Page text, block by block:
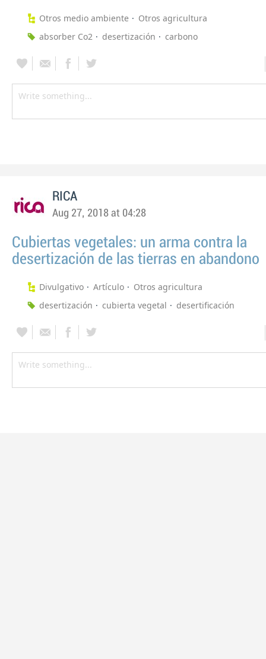
Otros medio ambiente
Otros agricultura
absorber Co2
desertización carbono
RICA
Aug 27, 2018 at 04:28
Cubiertas vegetales: un arma contra la
desertización de las tierras en abandono
Divulgativo Artículo
Otros agricultura
desertización
cubierta vegetal desertificación